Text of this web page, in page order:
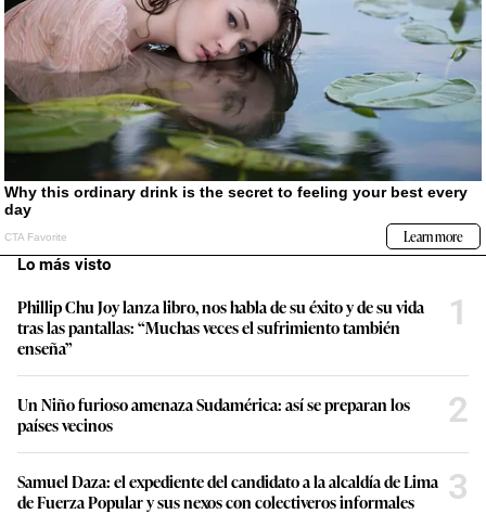
Lo más visto
Phillip Chu Joy lanza libro, nos habla de su éxito y de su vida
tras las pantallas: “Muchas veces el sufrimiento también
enseña”
1
Un Niño furioso amenaza Sudamérica: así se preparan los
países vecinos
2
Samuel Daza: el expediente del candidato a la alcaldía de Lima
de Fuerza Popular y sus nexos con colectiveros informales
3